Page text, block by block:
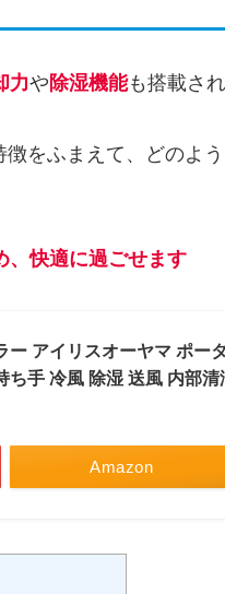
力や除湿機能も搭載さ
をふまえて、どのよ
、快適に過ごせます
ー アイリスオーヤマ ポー
手 冷風 除湿 送風 内部
Amazon